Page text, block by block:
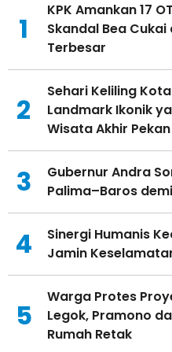
1
KPK Amankan 17
Skandal Bea
Terbesar
2
Sehari Keliling
Landmark Ikonik
Wisata Akhir Pekan
3
Gubernur Andra
Palima–Baros
4
Sinergi Humanis
Jamin
5
Warga Protes
Legok, Pramono
Rumah Retak